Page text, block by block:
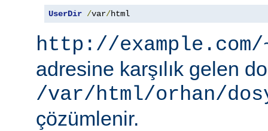
UserDir /var/html
http://example.com/
adresine karşılık gelen
/var/html/orhan/
çözümlenir.